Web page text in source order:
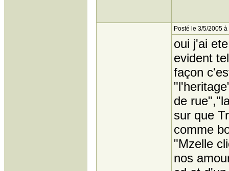
Posté le 3/5/2005
oui j'ai
evident
façon
de
sur que
comme
"Mzelle
nos